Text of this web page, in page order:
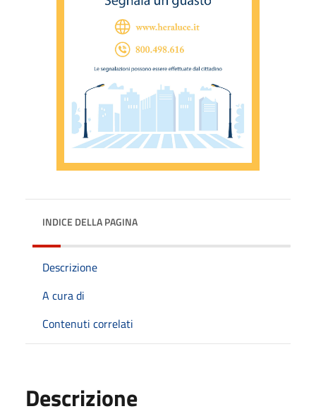
INDICE DELLA PAGINA
Descrizione
A cura di
Contenuti correlati
Descrizione